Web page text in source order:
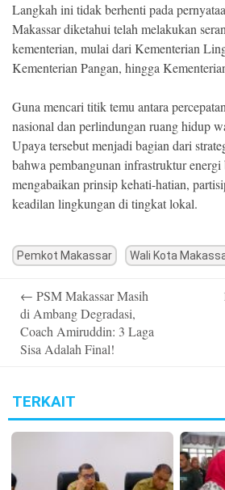
Langkah ini tidak berhenti pada
Makassar diketahui telah melakukan
kementerian, mulai dari Kementerian
Kementerian Pangan, hingga
Guna mencari titik temu antara
nasional dan perlindungan ruang hidup
Upaya tersebut menjadi bagian dari
bahwa pembangunan infrastruktur energi
mengabaikan prinsip kehati-hatian,
keadilan lingkungan di tingkat lokal.
Pemkot Makassar Wali Kota
navigation
← PSM Makassar Masih
di Ambang Degradasi,
Coach Amiruddin: 3 Laga
Sisa Adalah Final!
TERKAIT